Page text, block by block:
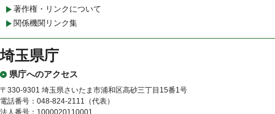
著作権・リンクについて
関係機関リンク集
埼玉県庁
県庁へのアクセス
〒330-9301 埼玉県さいたま市浦和区高砂三丁目15番1号
電話番号：048-824-2111（代表）
法人番号：1000020110001